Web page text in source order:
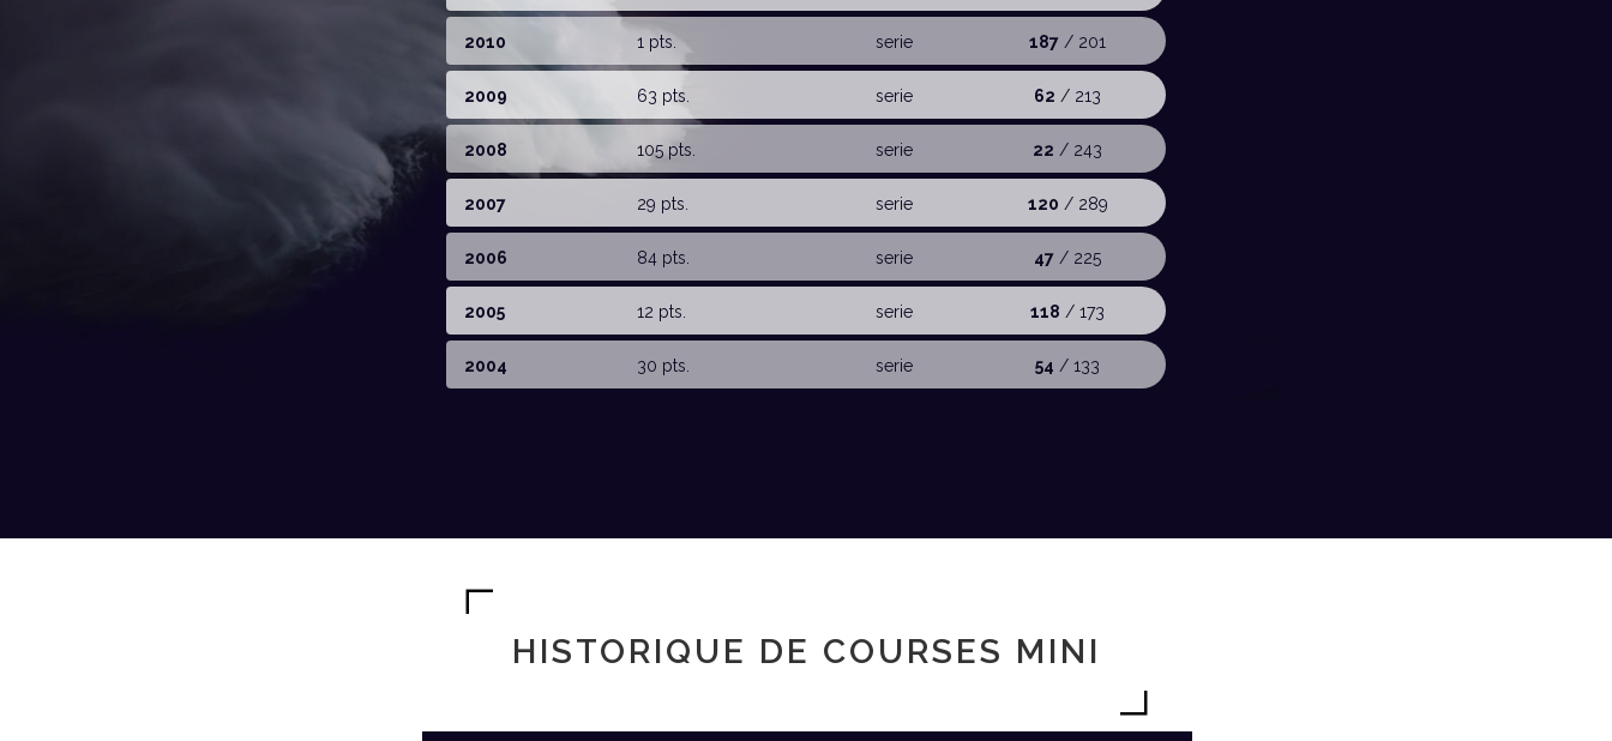
2010 1 pts. serie 187 / 201
2009 63 pts. serie 62 / 213
2008 105 pts. serie 22 / 243
2007 29 pts. serie 120 / 289
2006 84 pts. serie 47 / 225
2005 12 pts. serie 118 / 173
2004 30 pts. serie 54 / 133
HISTORIQUE DE COURSES MINI